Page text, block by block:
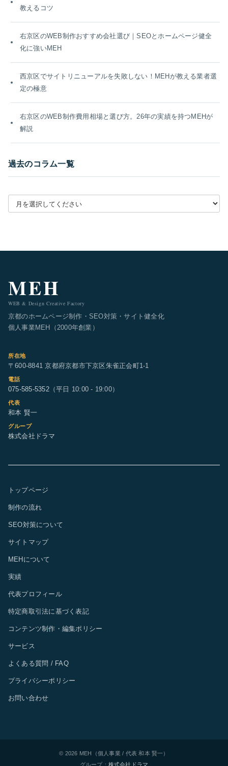
教えるコツ
右京区のWEB制作おすすめ会社選び｜SEOとホームページ健全
化に強いMEH
西京区でサイトリニューアルを失敗しない！MEHが教える業者選
定の極意
右京区のWEB制作費用相場と選び方。26年の実績を持つMEHが
解説
過去のコラム一覧
月別アーカイブを選択
MEH
WEB & Design Creative Factory
京都のホームページ制作・SEO対策・サイト健全化
個人事業MEH（2000年創業）
所在地
〒600-8841 京都府京都市下京区朱雀正会町1-1
電話
075-585-5352（平日 10:00 - 19:00）
代表
和本 賢一
グループ
株式会社ドラマ
トップページ
制作の流れ
SEO対策について
サイトマップ
MEHについて
実績
代表プロフィール
特定商取引法に基づく表記
コンテンツ制作・編集ポリシー
サービス
よくある質問 / FAQ
プライバシーポリシー
お問い合わせ
© 2026 MEH（個人事業 / 代表 和本 賢一）
/
グループ： 株式会社ドラマ